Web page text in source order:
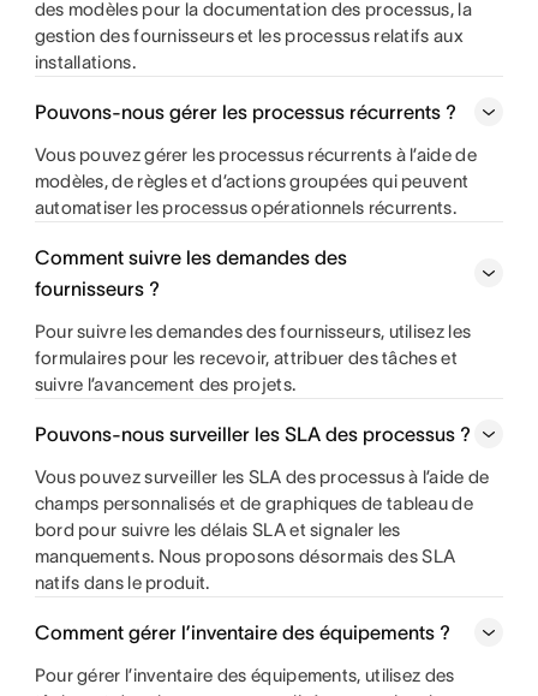
des modèles pour la documentation des processus, la
gestion des fournisseurs et les processus relatifs aux
installations.
Pouvons-nous gérer les processus récurrents ?
Vous pouvez gérer les processus récurrents à l’aide de
modèles, de règles et d’actions groupées qui peuvent
automatiser les processus opérationnels récurrents.
Comment suivre les demandes des
fournisseurs ?
Pour suivre les demandes des fournisseurs, utilisez les
formulaires pour les recevoir, attribuer des tâches et
suivre l’avancement des projets.
Pouvons-nous surveiller les SLA des processus ?
Vous pouvez surveiller les SLA des processus à l’aide de
champs personnalisés et de graphiques de tableau de
bord pour suivre les délais SLA et signaler les
manquements. Nous proposons désormais des SLA
natifs dans le produit.
Comment gérer l’inventaire des équipements ?
Pour gérer l’inventaire des équipements, utilisez des